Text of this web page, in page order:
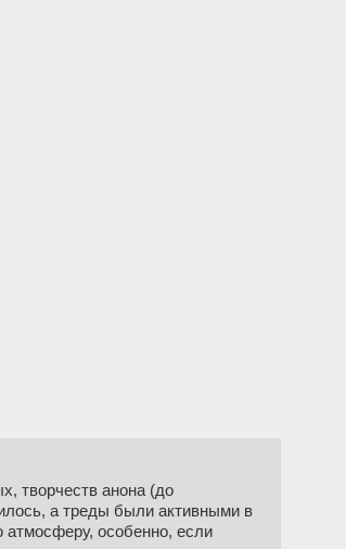
творчеств анона (до
а треды были активными в
особенно, если